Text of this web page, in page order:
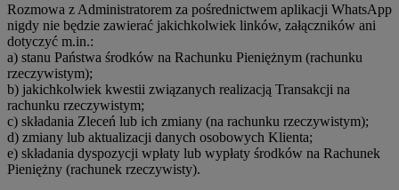
Rozmowa z Administratorem za pośrednictwem aplikacji WhatsApp
nigdy nie będzie zawierać jakichkolwiek linków, załączników ani
dotyczyć m.in.:
a) stanu Państwa środków na Rachunku Pieniężnym (rachunku
rzeczywistym);
b) jakichkolwiek kwestii związanych realizacją Transakcji na
rachunku rzeczywistym;
c) składania Zleceń lub ich zmiany (na rachunku rzeczywistym);
d) zmiany lub aktualizacji danych osobowych Klienta;
e) składania dyspozycji wpłaty lub wypłaty środków na Rachunek
Pieniężny (rachunek rzeczywisty).